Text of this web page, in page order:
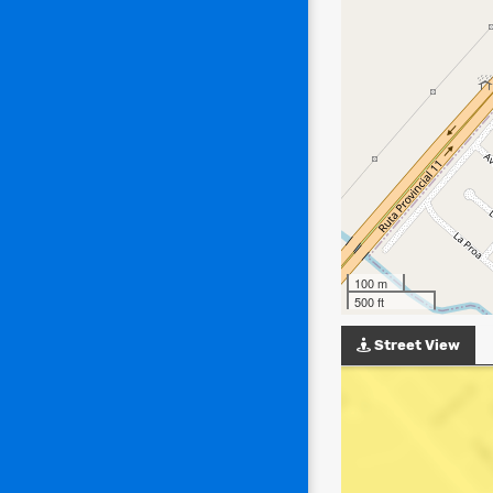
100 m
500 ft
Street View